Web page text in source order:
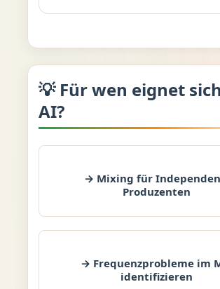
💡 Für wen eignet
AI?
→ Mixing für
Produzenten
→ Frequenzprobleme im
identifizieren